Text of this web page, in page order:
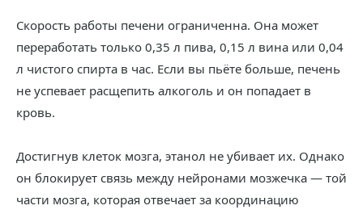
Скорость работы печени ограниченна. Она может
переработать только 0,35 л пива, 0,15 л вина или 0,04
л чистого спирта в час. Если вы пьёте больше, печень
не успевает расщепить алкоголь и он попадает в
кровь.
Достигнув клеток мозга, этанол не убивает их. Однако
он блокирует связь между нейронами мозжечка — той
части мозга, которая отвечает за координацию